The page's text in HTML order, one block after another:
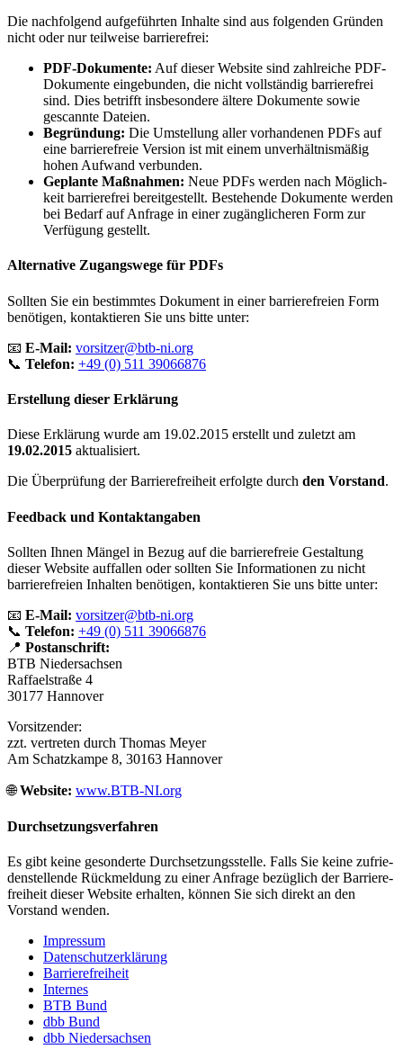
Die nach­fol­gend aufge­führten Inhalte sind aus folgenden Gründen
nicht oder nur teil­weise barrierefrei:
PDF-Doku­mente: Auf dieser Website sind zahl­reiche PDF-
Doku­mente einge­bunden, die nicht voll­ständig barrie­re­frei
sind. Dies betrifft insbe­son­dere ältere Doku­mente sowie
gescannte Dateien.
Begrün­dung: Die Umstel­lung aller vorhan­denen PDFs auf
eine barrie­re­freie Version ist mit einem unver­hält­nis­mäßig
hohen Aufwand verbunden.
Geplante Maßnahmen: Neue PDFs werden nach Möglich­
keit barrie­re­frei bereit­ge­stellt. Bestehende Doku­mente werden
bei Bedarf auf Anfrage in einer zugäng­li­cheren Form zur
Verfü­gung gestellt.
Alter­na­tive Zugangs­wege für PDFs
Sollten Sie ein bestimmtes Doku­ment in einer barrie­re­freien Form
benö­tigen, kontak­tieren Sie uns bitte unter:
📧 E‑Mail: vorsitzer@​btb-​ni.​org
📞 Telefon: +49 (0) 511 39066876
Erstel­lung dieser Erklärung
Diese Erklä­rung wurde am 19.02.2015 erstellt und zuletzt am
19.02.2015 aktua­li­siert.
Die Über­prü­fung der Barrie­re­frei­heit erfolgte durch den Vorstand.
Feed­back und Kontaktangaben
Sollten Ihnen Mängel in Bezug auf die barrie­re­freie Gestal­tung
dieser Website auffallen oder sollten Sie Infor­ma­tionen zu nicht
barrie­re­freien Inhalten benö­tigen, kontak­tieren Sie uns bitte unter:
📧 E‑Mail: vorsitzer@​btb-​ni.​org
📞 Telefon: +49 (0) 511 39066876
📍 Post­an­schrift:
BTB Nieder­sachsen
Raffaelstraße 4
30177 Hannover
Vorsit­zender:
zzt. vertreten durch Thomas Meyer
Am Schatz­kampe 8, 30163 Hannover
🌐Website: www​.BTB​-NI​.org
Durch­set­zungs­ver­fahren
Es gibt keine geson­derte Durch­set­zungs­stelle. Falls Sie keine zufrie­
den­stel­lende Rück­mel­dung zu einer Anfrage bezüg­lich der Barrie­re­
frei­heit dieser Website erhalten, können Sie sich direkt an den
Vorstand wenden.
Impressum
Daten­schutz­er­klä­rung
Barrie­re­frei­heit
Internes
BTB Bund
dbb Bund
dbb Nieder­sachsen